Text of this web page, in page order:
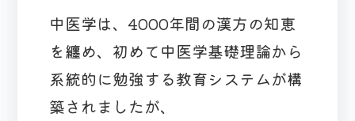
中医学は、4000年間の漢方の知恵
を纏め、初めて中医学基礎理論から
系統的に勉強する教育システムが構
築されましたが、